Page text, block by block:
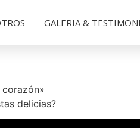
GALERIA &
delicias?